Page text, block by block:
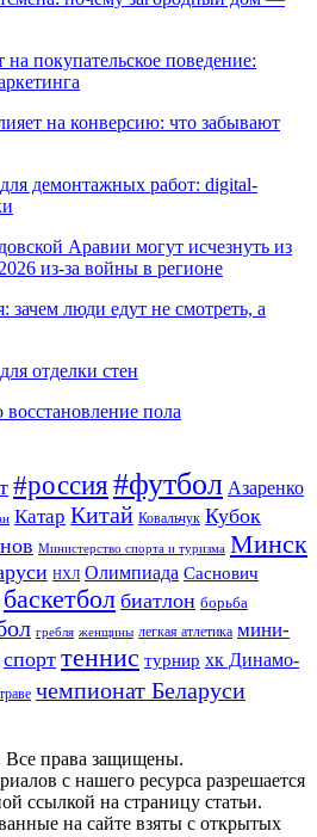
покупательское поведение:
на конверсию: что забывают
демонтажных работ: digital-
Аравии могут исчезнуть из
из-за войны в регионе
зачем люди едут не смотреть, а
отделки стен
пола
#россия#футбол Азаренко
Катар Китай Ковальчук Кубок
Министерство спорта и туризма Минск
НХЛ Олимпиада Саснович
баскетбол биатлон борьба
гребля женщины легкая атлетика мини-
спорт теннис турнир хк Динамо-
чемпионат Беларуси
Все права защищены.
с нашего ресурса разрешается
ссылкой на страницу статьи.
на сайте взяты с открытых